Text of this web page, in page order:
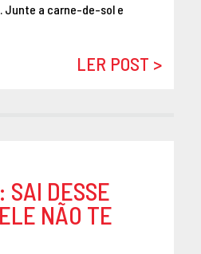
Junte a carne-de-sol e
LER POST >
SAI DESSE
NÃO TE